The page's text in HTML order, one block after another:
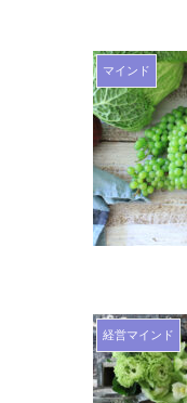
マインド
経営マインド